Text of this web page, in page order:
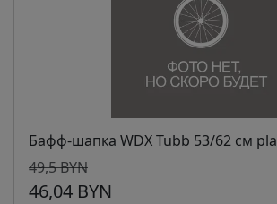
Бафф-шапка WDX Tubb 53/62 см
49,5 BYN
46,04 BYN